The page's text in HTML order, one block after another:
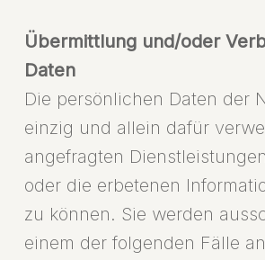
Übermittlung und/oder
Daten
Die persönlichen Daten der
einzig und allein dafür
angefragten
oder die erbetenen
zu können. Sie werden
einem der folgenden Fälle